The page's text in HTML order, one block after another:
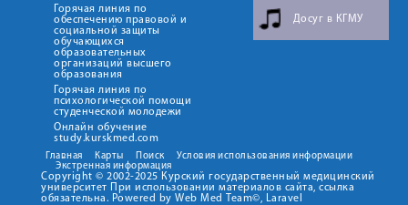
Горячая линия по
обеспечению правовой и
социальной защиты
обучающихся
образовательных
организаций высшего
образования
Горячая линия по
психологической помощи
студенческой молодежи
Онлайн обучение
study.kurskmed.com
Досуг в КГМУ
Главная Карты Поиск
Условия использования информации
Экстренная информация
Copyright © 2002-2025 Курский государственный медицинский
университет При использовании материалов сайта, ссылка
обязательна. Powered by Web Med Team©, Laravel